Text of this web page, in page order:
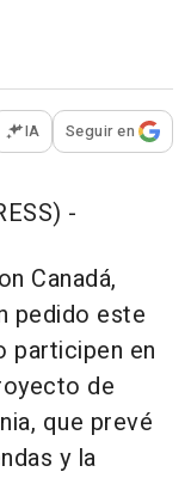
opciones para
IA Seguir en
-
Canadá,
pedido este
participen en
de
que prevé
y la